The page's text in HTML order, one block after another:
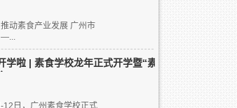
动素食产业发展 广州市
学啦 | 素食学校龙年正式开学暨“素
食...
日，广州素食学校正式